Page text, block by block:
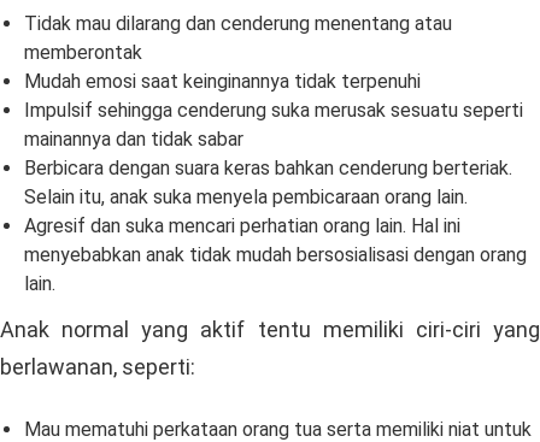
Tidak mau dilarang dan cenderung menentang atau
memberontak
Mudah emosi saat keinginannya tidak terpenuhi
Impulsif sehingga cenderung suka merusak sesuatu seperti
mainannya dan tidak sabar
Berbicara dengan suara keras bahkan cenderung berteriak.
Selain itu, anak suka menyela pembicaraan orang lain.
Agresif dan suka mencari perhatian orang lain. Hal ini
menyebabkan anak tidak mudah bersosialisasi dengan orang
lain.
Anak normal yang aktif tentu memiliki ciri-ciri yang
berlawanan, seperti:
Mau mematuhi perkataan orang tua serta memiliki niat untuk